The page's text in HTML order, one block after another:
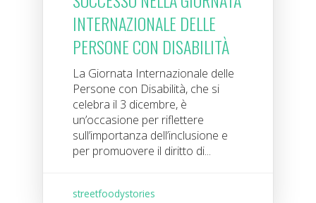
INTERNAZIONALE DELLE
PERSONE CON DISABILITÀ
La Giornata Internazionale delle
Persone con Disabilità, che si
celebra il 3 dicembre, è
un’occasione per riflettere
sull’importanza dell’inclusione e
per promuovere il diritto di...
streetfoodystories